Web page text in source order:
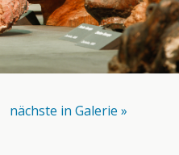
nächste in Galerie »